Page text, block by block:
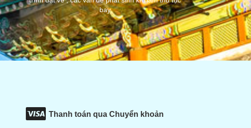
bay
Thanh toán qua Chuyển khoản